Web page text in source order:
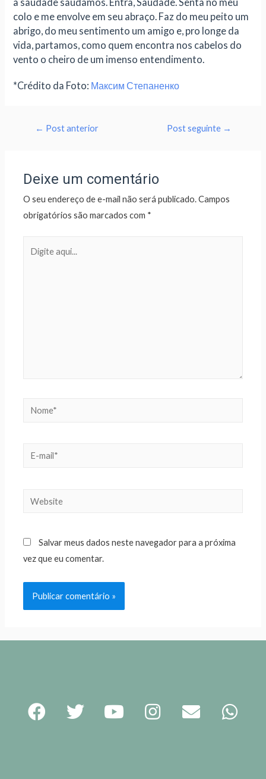
a saudade saudamos. Entra, Saudade. Senta no meu
colo e me envolve em seu abraço. Faz do meu peito um
abrigo, do meu sentimento um amigo e, pro longe da
vida, partamos, como quem encontra nos cabelos do
vento o cheiro de um imenso entendimento.
*Crédito da Foto: Максим Степаненко
← Post anterior Post seguinte →
Deixe um comentário
O seu endereço de e-mail não será publicado.Campos
obrigatórios são marcados com *
Salvar meus dados neste navegador para a próxima
vez que eu comentar.